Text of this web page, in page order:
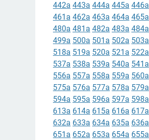
442a 443a 444a 445a 446a
461a 462a 463a 464a 465a
480a 481a 482a 483a 484a
499a 500a 501a 502a 503a
518a 519a 520a 521a 522a
537a 538a 539a 540a 541a
556a 557a 558a 559a 560a
575a 576a 577a 578a 579a
594a 595a 596a 597a 598a
613a 614a 615a 616a 617a
632a 633a 634a 635a 636a
651a 652a 653a 654a 655a